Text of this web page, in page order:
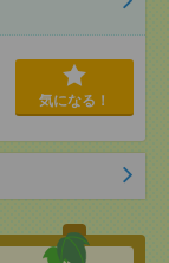
気になる！